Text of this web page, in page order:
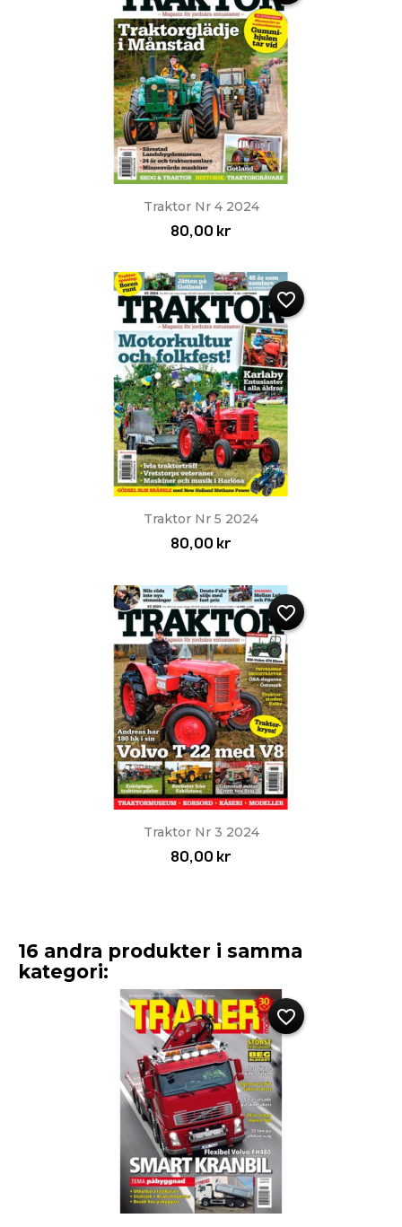
Traktor Nr 4 2024
80,00 kr
Traktor Nr 5 2024
80,00 kr
favorite_border
Traktor Nr 3 2024
80,00 kr
favorite_border
16 andra produkter i samma
kategori:
favorite_border